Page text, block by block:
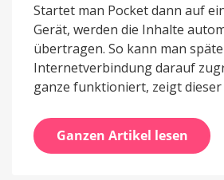
Startet man Pocket dann auf
Gerät, werden die Inhalte
übertragen. So kann man
Internetverbindung darauf
ganze funktioniert, zeigt dieser
Ganzen Artikel lesen